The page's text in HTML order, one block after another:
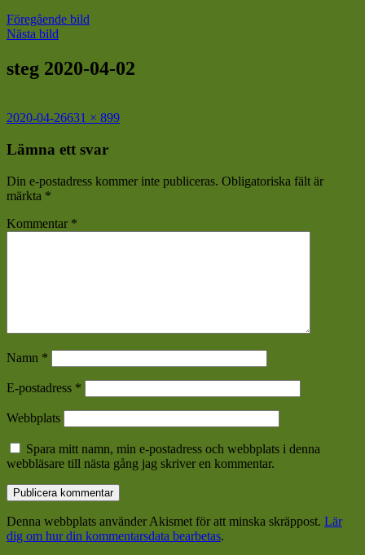
Föregående bild
Nästa bild
steg 2020-04-02
Postat
2020-04-26Full
631 × 899
Lämna ett svar
Din e-postadress kommer inte publiceras. Obligatoriska fält är
märkta *
Kommentar *
Namn *
E-postadress *
Webbplats
Spara mitt namn, min e-postadress och webbplats i denna
webbläsare till nästa gång jag skriver en kommentar.
Denna webbplats använder Akismet för att minska skräppost. Lär
dig om hur din kommentarsdata bearbetas.